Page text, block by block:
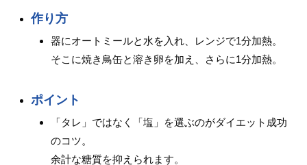
作り方
器にオートミールと水を入れ、レンジで1分加熱。
そこに焼き鳥缶と溶き卵を加え、さらに1分加熱。
ポイント
「タレ」ではなく「塩」を選ぶのがダイエット成功
のコツ。
余計な糖質を抑えられます。